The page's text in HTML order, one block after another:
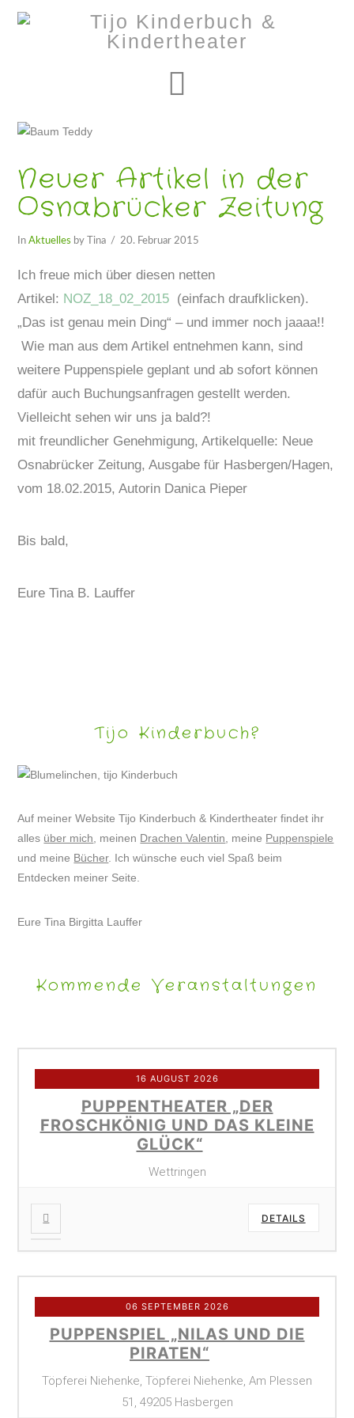
Neuer Artikel in der
Osnabrücker Zeitung
InAktuelles by Tina 20. Februar 2015
Ich freue mich über diesen netten
Artikel: NOZ_18_02_2015 (einfach draufklicken).
„Das ist genau mein Ding“ – und immer noch jaaaa!!
Wie man aus dem Artikel entnehmen kann, sind
weitere Puppenspiele geplant und ab sofort können
dafür auch Buchungsanfragen gestellt werden.
Vielleicht sehen wir uns ja bald?!
mit freundlicher Genehmigung, Artikelquelle: Neue
Osnabrücker Zeitung, Ausgabe für Hasbergen/Hagen,
vom 18.02.2015, Autorin Danica Pieper
Bis bald,
Eure Tina B. Lauffer
Tijo Kinderbuch?
Auf meiner Website Tijo Kinderbuch & Kindertheater findet ihr
alles über mich, meinen Drachen Valentin, meine Puppenspiele
und meine Bücher. Ich wünsche euch viel Spaß beim
Entdecken meiner Seite.
Eure Tina Birgitta Lauffer
Kommende Veranstaltungen
16 AUGUST 2026
PUPPENTHEATER „DER
FROSCHKÖNIG UND DAS KLEINE
GLÜCK“
Wettringen
DETAILS
06 SEPTEMBER 2026
PUPPENSPIEL „NILAS UND DIE
PIRATEN“
Töpferei Niehenke, Töpferei Niehenke, Am Plessen
51, 49205 Hasbergen